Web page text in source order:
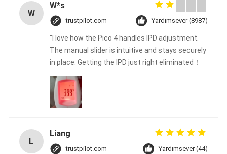
W
W*s
trustpilot.com Yardımsever (8987)
"I love how the Pico 4 handles IPD adjustment.
The manual slider is intuitive and stays securely
in place. Getting the IPD just right eliminated！
L
Liang
trustpilot.com Yardımsever (44)